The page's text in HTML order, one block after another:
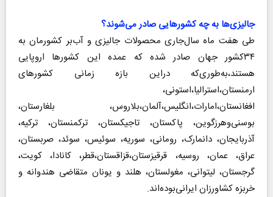
جالیزی‌ها به چه کشورهایی صادر می‌شوند؟
طی هفت ماه سال‌جاری محصولات جالیزی و آب‌بر کشورمان به
۳۴کشور جهان صادر شده که عمده این کشورها اروپایی
هستند،به‌طوری‌که دراین بازه زمانی کشورهای
ارمنستان،استرالیا،استونی،
افغانستان،امارات،انگلیس،آلمان،بلاروس، بلغارستان،
بوسنی‌و‌هرزگوین، پاکستان، تاجیکستان، ترکمنستان، ترکیه،
آذربایجان، دانمارک، رومانی، سوریه، سوئیس، سوئد، صربستان،
عراق، عمان، روسیه، قرقیزستان،قزاقستان،قطر، کانادا، کویت،
گرجستان، لیتوانی، مغولستان، هلند و یونان متقاضی هندوانه و
خربزه کشاورزان ایرانی‌بوده‌اند.